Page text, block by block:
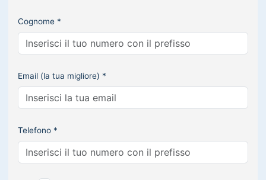
Cognome *
Email (la tua migliore) *
Telefono *